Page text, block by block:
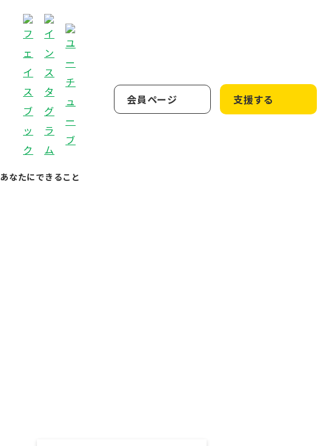
あなたにできること
会員ページ 支援する